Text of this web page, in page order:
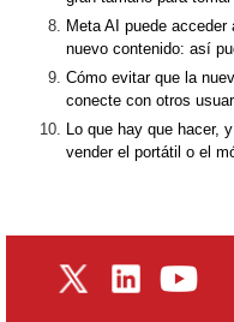
Meta AI puede
nuevo contenido: así
Cómo evitar que la
conecte con otros
Lo que hay que hacer,
vender el portátil o el